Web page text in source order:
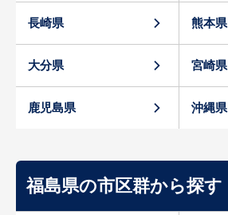
長崎県 熊本県
大分県 宮崎県
鹿児島県 沖縄県
福島県の市区群から探す